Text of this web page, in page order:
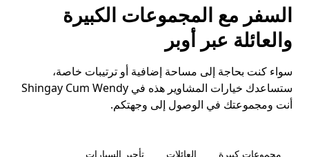
السفر مع المجموعات الكبيرة
والعائلة عبر أوبر
سواء كنت بحاجة إلى مساحة إضافية أو ترتيبات خاصة،
ستساعدك خيارات المشاوير هذه في Shingay Cum Wendy
أنت ومجموعتك في الوصول إلى وجهتكم.
مجموعات كبيرة العائلات تأجير السيارات